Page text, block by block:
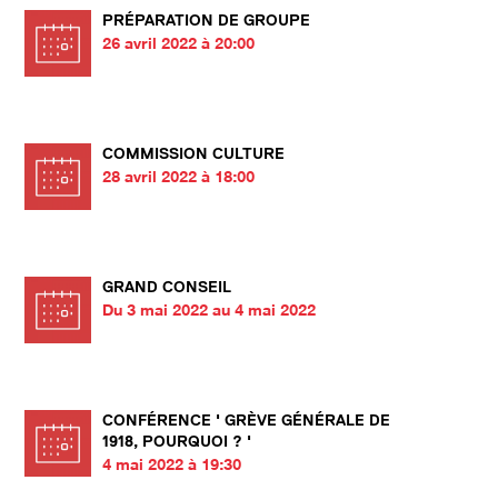
PRÉPARATION DE GROUPE
26 avril 2022 à 20:00
COMMISSION CULTURE
28 avril 2022 à 18:00
GRAND CONSEIL
Du 3 mai 2022 au 4 mai 2022
CONFÉRENCE ' GRÈVE GÉNÉRALE DE
1918, POURQUOI ? '
4 mai 2022 à 19:30